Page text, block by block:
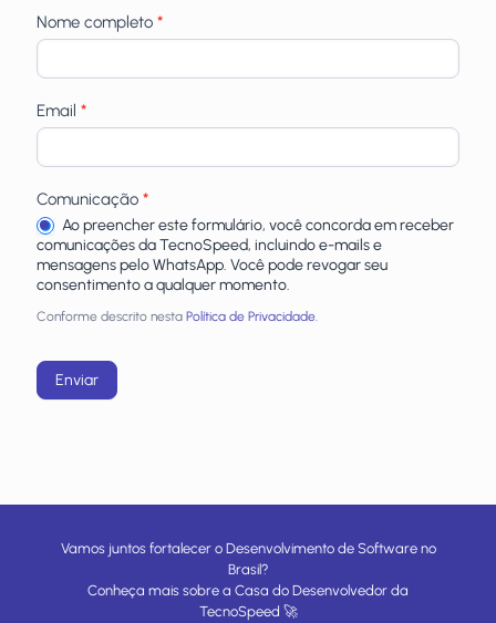
Nome completo *
Email *
Comunicação *
Ao preencher este formulário, você concorda em receber
comunicações da TecnoSpeed, incluindo e-mails e
mensagens pelo WhatsApp. Você pode revogar seu
consentimento a qualquer momento.
Conforme descrito nesta Política de Privacidade.
Enviar
Vamos juntos fortalecer o Desenvolvimento de Software no
Brasil?
Conheça mais sobre a Casa do Desenvolvedor da
TecnoSpeed 🚀